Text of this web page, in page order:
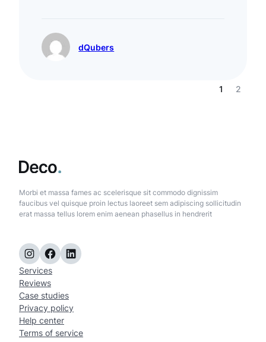
dQubers
1 2
Morbi et massa fames ac scelerisque sit commodo dignissim
faucibus vel quisque proin lectus laoreet sem adipiscing sollicitudin
erat massa tellus lorem enim aenean phasellus in hendrerit
Instagram Facebook LinkedIn
Services
Reviews
Case studies
Privacy policy
Help center
Terms of service